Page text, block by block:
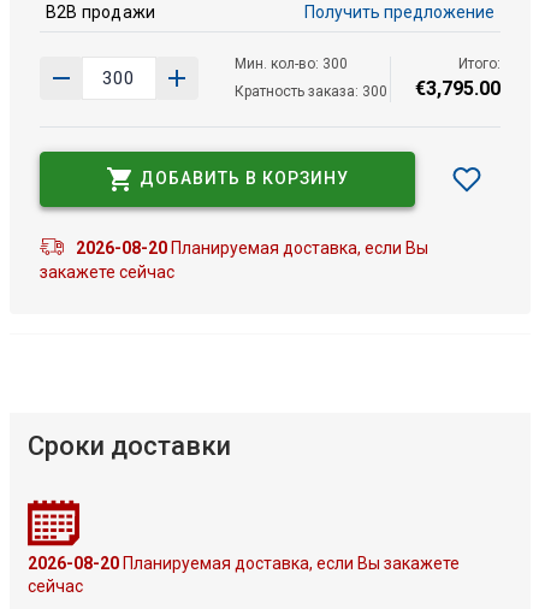
B2B продажи Получить предложение
Мин. кол-во: 300
Кратность заказа: 300
Итого:
€3,795.00
ДОБАВИТЬ В КОРЗИНУ
2026-08-20Планируемая доставка, если Вы
закажете сейчас
Сроки доставки
2026-08-20Планируемая доставка, если Вы закажете
сейчас